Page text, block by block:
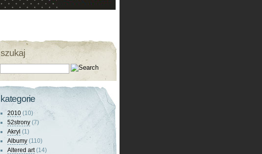
szukaj
kategorie
2010 (10)
52strony (7)
Akryl (1)
Albumy (110)
Altered art(14)